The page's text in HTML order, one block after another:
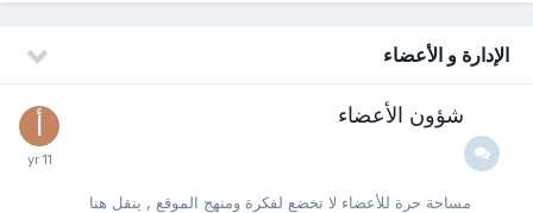
الإدارة و الأعضاء
شؤون الأعضاء
مساحة حرة للأعضاء لا تخضع لفكرة ومنهج الموقع , ينقل هنا